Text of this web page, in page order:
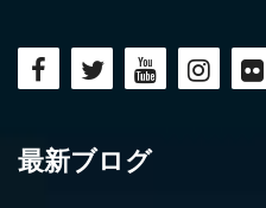
最新ブログ